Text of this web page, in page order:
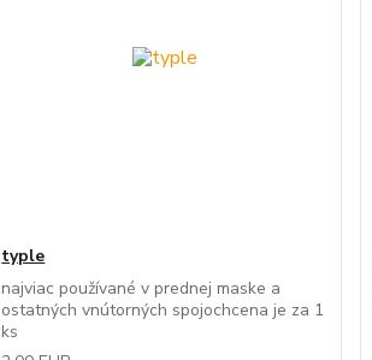
typle
najviac používané v prednej maske a
ostatných vnútorných spojochcena je za 1
ks